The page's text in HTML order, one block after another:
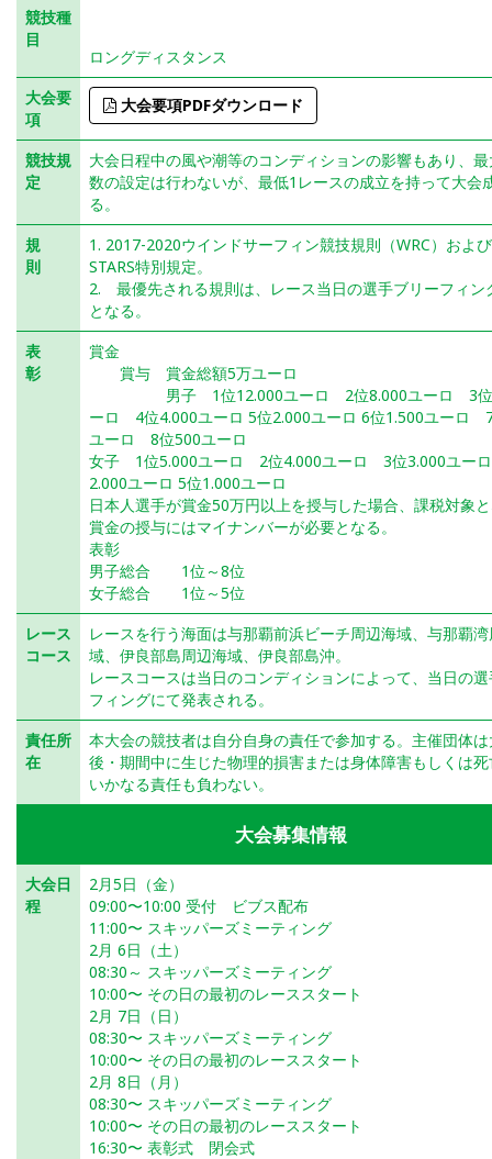
競技種
目
ロングディスタンス
大会要
項
大会要項PDFダウンロード
競技規
定
大会日程中の風や潮等のコンディションの影響もあり、
数の設定は行わないが、最低1レースの成立を持って大会
る。
規
則
1. 2017-2020ウインドサーフィン競技規則（WRC）および
STARS特別規定。
2. 最優先される規則は、レース当日の選手ブリーフィン
となる。
表
彰
賞金
賞与 賞金総額5万ユーロ
男子 1位12.000ユーロ 2位8.000ユーロ 3位
ーロ 4位4.000ユーロ 5位2.000ユーロ 6位1.500ユーロ
ユーロ 8位500ユーロ
女子 1位5.000ユーロ 2位4.000ユーロ 3位3.000ユー
2.000ユーロ 5位1.000ユーロ
日本人選手が賞金50万円以上を授与した場合、課税対象
賞金の授与にはマイナンバーが必要となる。
表彰
男子総合 1位～8位
女子総合 1位～5位
レース
コース
レースを行う海面は与那覇前浜ビーチ周辺海域、与那覇
域、伊良部島周辺海域、伊良部島沖。
レースコースは当日のコンディションによって、当日の
フィングにて発表される。
責任所
在
本大会の競技者は自分自身の責任で参加する。主催団体
後・期間中に生じた物理的損害または身体障害もしくは
いかなる責任も負わない。
大会募集情報
大会日
程
2月5日（金）
09:00〜10:00 受付 ビブス配布
11:00〜 スキッパーズミーティング
2月 6日（土）
08:30～ スキッパーズミーティング
10:00〜 その日の最初のレーススタート
2月 7日（日）
08:30〜 スキッパーズミーティング
10:00〜 その日の最初のレーススタート
2月 8日（月）
08:30〜 スキッパーズミーティング
10:00〜 その日の最初のレーススタート
16:30〜 表彰式 閉会式